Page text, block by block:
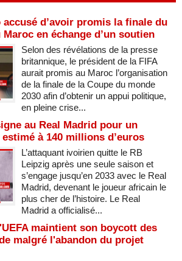
d’avoir promis la finale du
Maroc en échange d’un soutien
Selon des révélations de la presse
britannique, le président de la FIFA
aurait promis au Maroc l’organisation
de la finale de la Coupe du monde
2030 afin d’obtenir un appui politique,
en pleine crise...
au Real Madrid pour un
à 140 millions d’euros
L’attaquant ivoirien quitte le RB
Leipzig après une seule saison et
s’engage jusqu’en 2033 avec le Real
Madrid, devenant le joueur africain le
plus cher de l’histoire. Le Real
Madrid a officialisé...
maintient son boycott des
malgré l'abandon du projet